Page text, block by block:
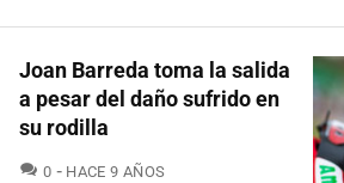
Joan Barreda toma la salida
a pesar del daño sufrido en
su rodilla
0 COMENTARIOS
HACE 9 AÑOS